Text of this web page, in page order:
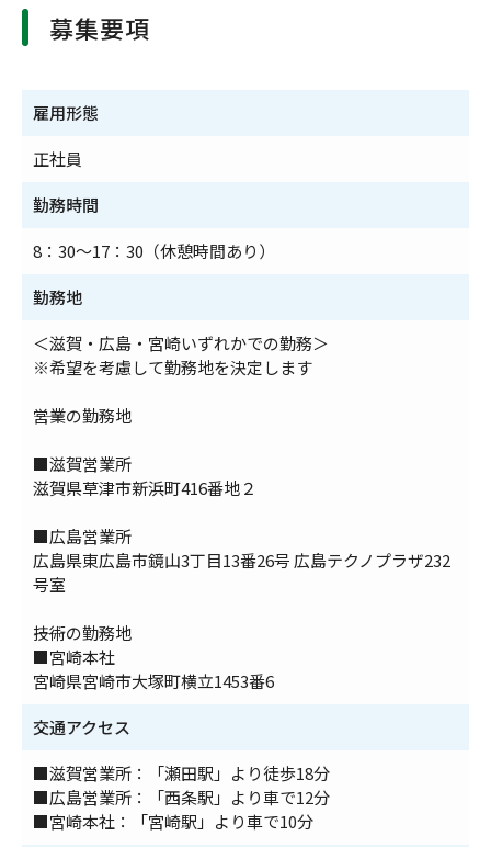
募集要項
雇用形態
正社員
勤務時間
8：30～17：30（休憩時間あり）
勤務地
＜滋賀・広島・宮崎いずれかでの勤務＞
※希望を考慮して勤務地を決定します
――営業の勤務地
■滋賀営業所
滋賀県草津市新浜町416番地２
■広島営業所
広島県東広島市鏡山3丁目13番26号 広島テクノプラザ232
号室
――技術の勤務地
■宮崎本社
宮崎県宮崎市大塚町横立1453番6
交通アクセス
■滋賀営業所：「瀬田駅」より徒歩18分
■広島営業所：「西条駅」より車で12分
■宮崎本社：「宮崎駅」より車で10分